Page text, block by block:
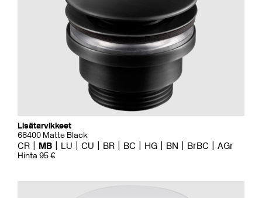
Lisätarvikkeet
68400 Matte Black
CR MB LU CU BR BC HG BN BrBC AGr
Hinta 95 €